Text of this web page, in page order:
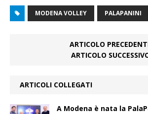
MODENA VOLLEY PALAPANINI
ARTICOLO
ARTICOLO
ARTICOLI COLLEGATI
A Modena è nata la